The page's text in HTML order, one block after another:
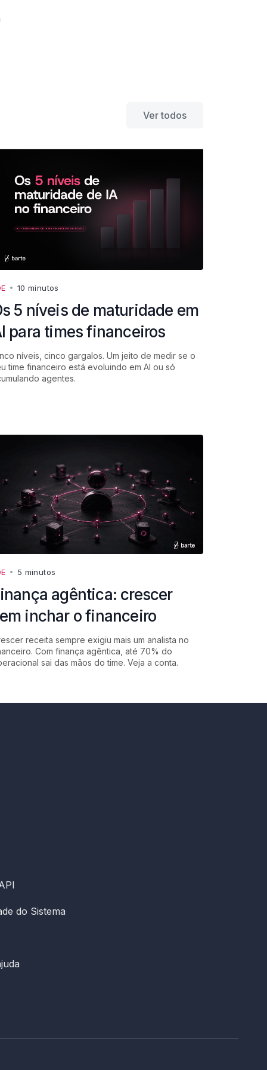
Ver todos
• 10 minutos
5 níveis de maturidade em
para times financeiros
níveis, cinco gargalos. Um jeito de medir se o
time financeiro está evoluindo em AI ou só
agentes.
• 5 minutos
agêntica: crescer
inchar o financeiro
receita sempre exigiu mais um analista no
Com finança agêntica, até 70% do
sai das mãos do time. Veja a conta.
do Sistema